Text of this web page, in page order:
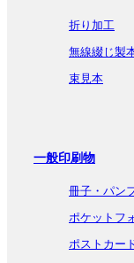
折り加工
無線綴じ製
束見本
一般印刷物
冊子・パン
ポケットフ
ポストカー